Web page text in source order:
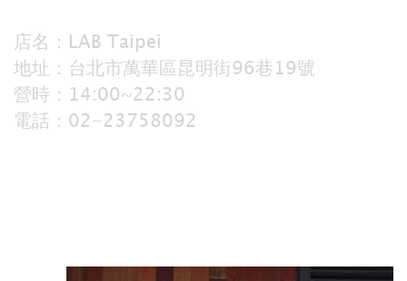
店名：LAB Taipei
地址：台北市萬華區昆明街96巷19號
營時：14:00~22:30
電話：02-23758092